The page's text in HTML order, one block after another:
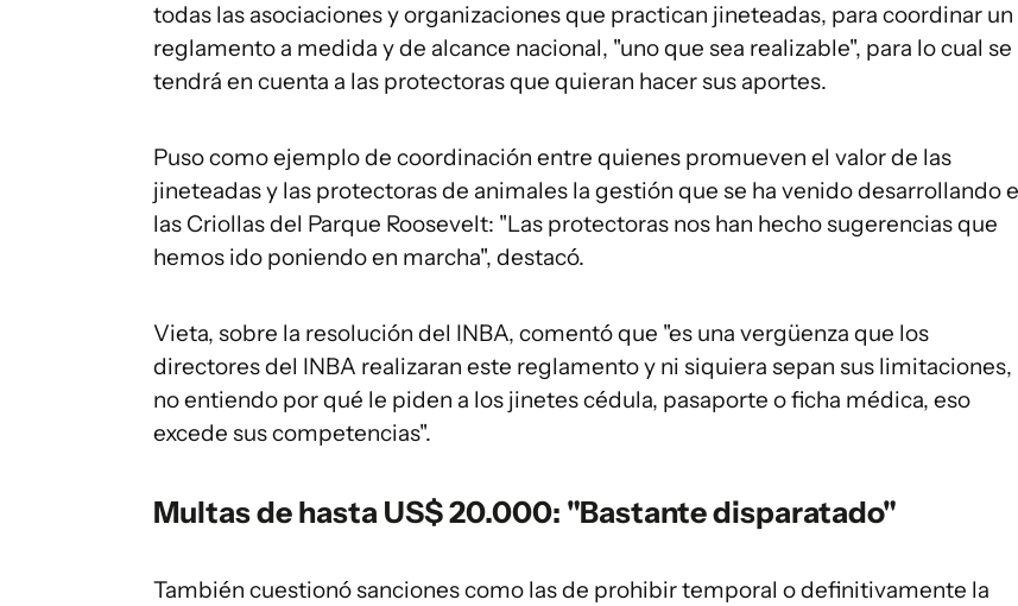
todas las asociaciones y organizaciones que practican jineteadas, para coordinar un
reglamento a medida y de alcance nacional, "uno que sea realizable", para lo cual se
tendrá en cuenta a las protectoras que quieran hacer sus aportes.
Puso como ejemplo de coordinación entre quienes promueven el valor de las
jineteadas y las protectoras de animales la gestión que se ha venido desarrollando
las Criollas del Parque Roosevelt: "Las protectoras nos han hecho sugerencias que
hemos ido poniendo en marcha", destacó.
Vieta, sobre la resolución del INBA, comentó que "es una vergüenza que los
directores del INBA realizaran este reglamento y ni siquiera sepan sus limitaciones,
no entiendo por qué le piden a los jinetes cédula, pasaporte o ficha médica, eso
excede sus competencias".
Multas de hasta US$ 20.000: "Bastante disparatado"
También cuestionó sanciones como las de prohibir temporal o definitivamente la